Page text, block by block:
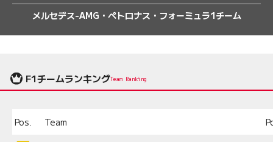
メルセデス-AMG・ペトロナス・フォーミュラ1チーム
F1チームランキングTeam Ranking
Pos. Team